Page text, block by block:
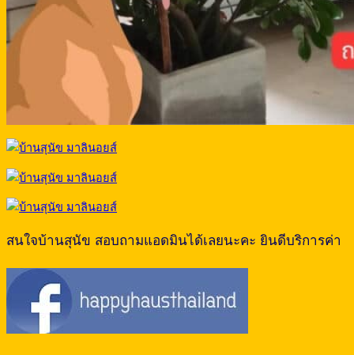
สนใจบ้านสุนัข สอบถามแอดมินได้เลยนะคะ ยินดีบริการค่า